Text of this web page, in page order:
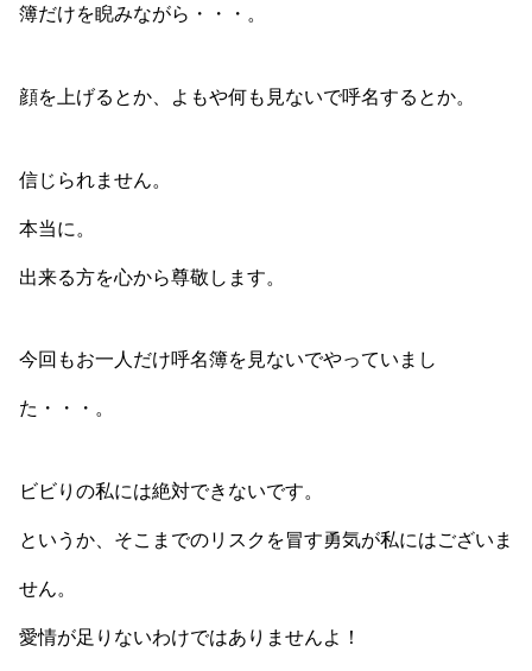
簿だけを睨みながら・・・。
顔を上げるとか、よもや何も見ないで呼名するとか。
信じられません。
本当に。
出来る方を心から尊敬します。
今回もお一人だけ呼名簿を見ないでやっていまし
た・・・。
ビビりの私には絶対できないです。
というか、そこまでのリスクを冒す勇気が私にはございま
せん。
愛情が足りないわけではありませんよ！